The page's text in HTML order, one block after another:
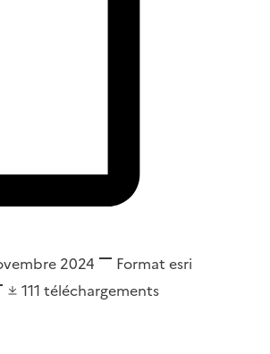
2024 Format esri
111 téléchargements